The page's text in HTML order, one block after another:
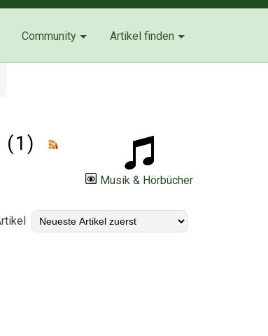
Community Artikel finden
Musik & Hörbücher
(1)